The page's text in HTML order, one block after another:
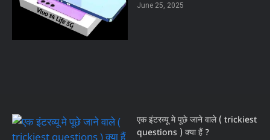
June 25, 2025
एक इंटरव्यू मे पूछे जाने वाले ( trickiest
questions ) क्या हैं ?